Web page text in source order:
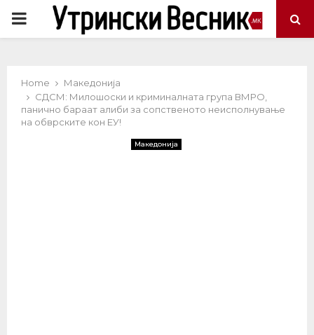
PRIMARY
Home
Македонија
СДСМ: Милошоски и криминалната група ВМРО,
панично бараат алиби за сопственото неисполнување
на обврските кон ЕУ!
Македонија